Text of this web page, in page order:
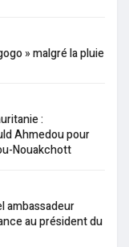
» malgré la pluie
:
Ahmedou pour
Nouakchott
ambassadeur
au président du